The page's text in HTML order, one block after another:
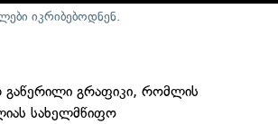
იკრიბებოდნენ.
გაწერილი გრაფიკი, რომლის
სახელმწიფო